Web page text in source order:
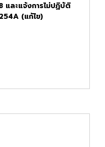
และแจ้งการไม่ปฏิบัติ
(แก้ไข)